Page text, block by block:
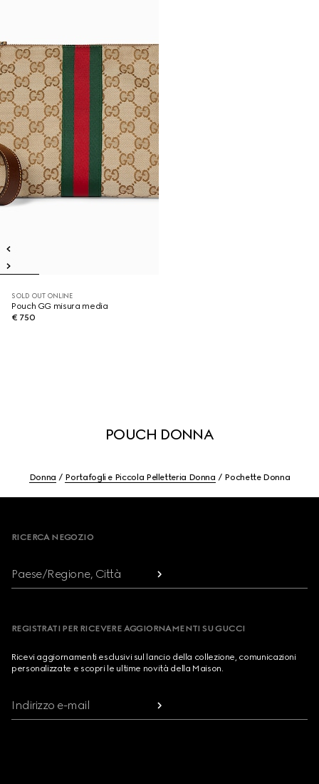
SOLD OUT ONLINE
Pouch GG misura media
€ 750
POUCH DONNA
Donna Portafogli e Piccola Pelletteria Donna Pochette Donna
RICERCA NEGOZIO
Paese/Regione, Città
REGISTRATI PER RICEVERE AGGIORNAMENTI SU GUCCI
Ricevi aggiornamenti esclusivi sul lancio della collezione, comunicazioni
personalizzate e scopri le ultime novità della Maison.
Indirizzo e-mail